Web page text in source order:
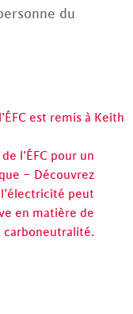
du
est remis à Keith
l’ÉFC pour un
– Découvrez
peut
en matière de
carboneutralité.